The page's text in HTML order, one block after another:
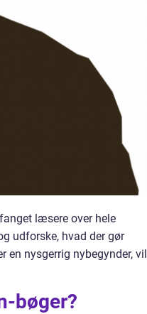
læsere over hele
udforske, hvad der gør
en nysgerrig nybegynder, vil
bøger?